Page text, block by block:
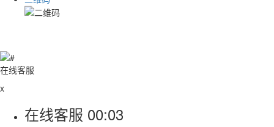
在线客服
x
在线客服 00:03